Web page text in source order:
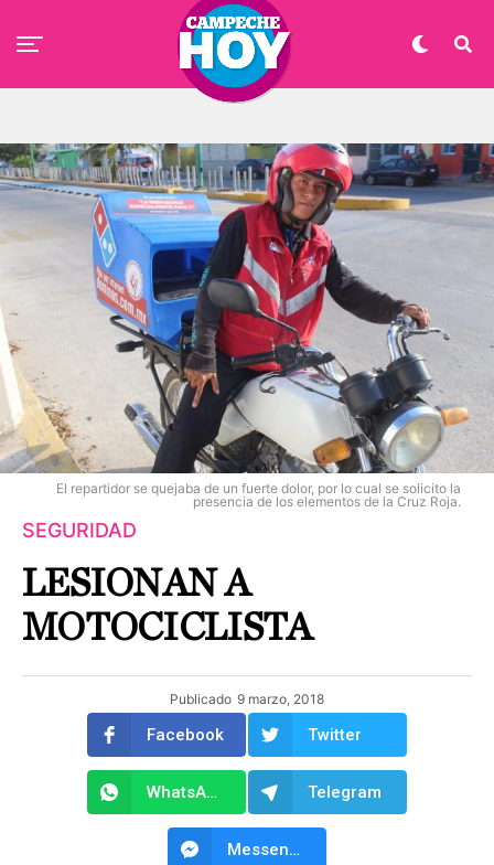
El repartidor se quejaba de un fuerte dolor, por lo cual se solicito la
presencia de los elementos de la Cruz Roja.
SEGURIDAD
LESIONAN A
MOTOCICLISTA
Publicado 9 marzo, 2018
Facebook Twitter
WhatsApp Telegram
Messenger